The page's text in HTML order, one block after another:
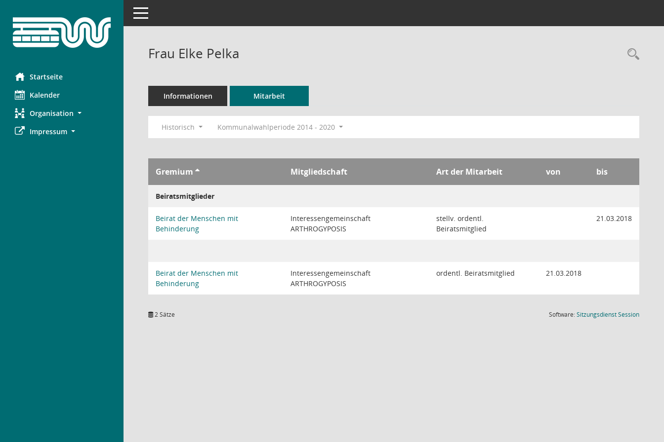
Startseite
Kalender
Organisation
Impressum
Toggle navigation
Frau Elke Pelka
Informationen Mitarbeit
Historisch Kommunalwahlperiode 2014 - 2020
Gremium Mitgliedschaft Art der Mitarbeit von bis
Beiratsmitglieder
Beirat der Menschen mit
Behinderung
Interessengemeinschaft
ARTHROGYPOSIS
stellv. ordentl.
Beiratsmitglied
21.03.2018
Beirat der Menschen mit
Behinderung
Interessengemeinschaft
ARTHROGYPOSIS
ordentl. Beiratsmitglied 21.03.2018
2 Sätze Software:SitzungsdienstSession(Wird in